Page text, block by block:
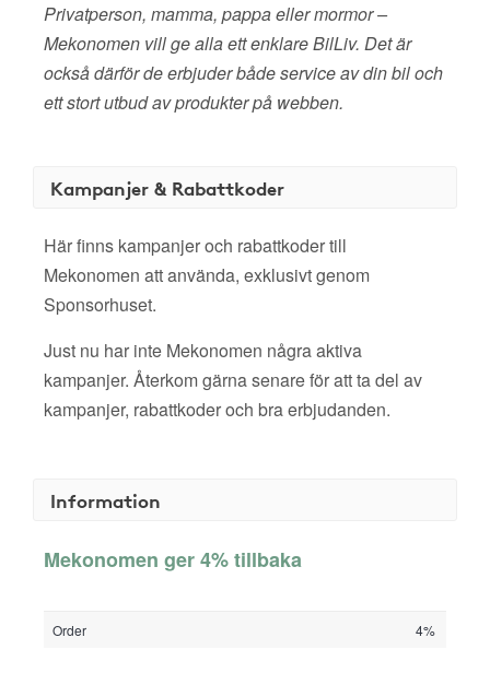
Privatperson, mamma, pappa eller mormor –
Mekonomen vill ge alla ett enklare BilLiv. Det är
också därför de erbjuder både service av din bil och
ett stort utbud av produkter på webben.
Kampanjer & Rabattkoder
Här finns kampanjer och rabattkoder till
Mekonomen att använda, exklusivt genom
Sponsorhuset.
Just nu har inte Mekonomen några aktiva
kampanjer. Återkom gärna senare för att ta del av
kampanjer, rabattkoder och bra erbjudanden.
Information
Mekonomen ger 4% tillbaka
Order 4%